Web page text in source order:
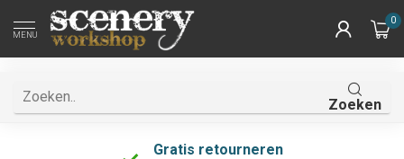
MENU
0
Zoeken
Gratis retourneren